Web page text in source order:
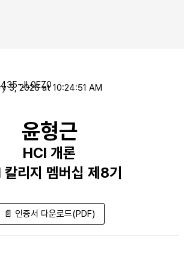
윤형근
HCI 개론
리지 멤버십 제8기
JL0EZ0
3, 2026 at 10:24:51 AM
📄 인증서 다운로드(PDF)